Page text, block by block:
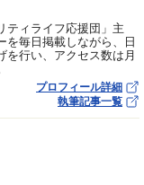
ティライフ応援団」主
を毎日掲載しながら、日
を行い、アクセス数は月
プロフィール詳細
執筆記事一覧